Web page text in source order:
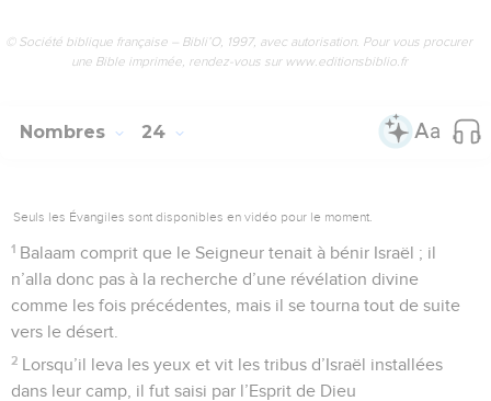
© Société biblique française – Bibli’O, 1997, avec autorisation. Pour vous procurer
une Bible imprimée, rendez-vous sur www.editionsbiblio.fr
Nombres 24
Seuls les Évangiles sont disponibles en vidéo pour le moment.
1 Balaam comprit que le Seigneur tenait à bénir Israël ; il
n’alla donc pas à la recherche d’une révélation divine
comme les fois précédentes, mais il se tourna tout de suite
vers le désert.
2 Lorsqu’il leva les yeux et vit les tribus d’Israël installées
dans leur camp, il fut saisi par l’Esprit de Dieu